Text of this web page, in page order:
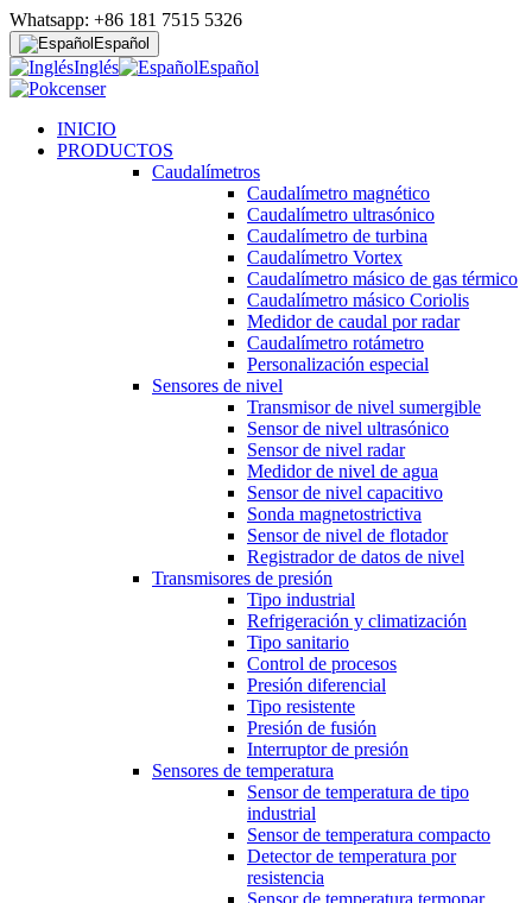
Whatsapp: +86 181 7515 5326
Español
Inglés Español
INICIO
PRODUCTOS
Caudalímetros
Caudalímetro magnético
Caudalímetro ultrasónico
Caudalímetro de turbina
Caudalímetro Vortex
Caudalímetro másico de gas térmico
Caudalímetro másico Coriolis
Medidor de caudal por radar
Caudalímetro rotámetro
Personalización especial
Sensores de nivel
Transmisor de nivel sumergible
Sensor de nivel ultrasónico
Sensor de nivel radar
Medidor de nivel de agua
Sensor de nivel capacitivo
Sonda magnetostrictiva
Sensor de nivel de flotador
Registrador de datos de nivel
Transmisores de presión
Tipo industrial
Refrigeración y climatización
Tipo sanitario
Control de procesos
Presión diferencial
Tipo resistente
Presión de fusión
Interruptor de presión
Sensores de temperatura
Sensor de temperatura de tipo
industrial
Sensor de temperatura compacto
Detector de temperatura por
resistencia
Sensor de temperatura termopar